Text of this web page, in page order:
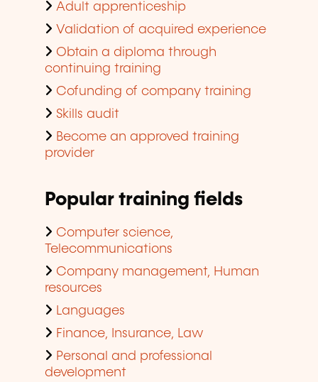
Adult apprenticeship
Validation of acquired experience
Obtain a diploma through
continuing training
Cofunding of company training
Skills audit
Become an approved training
provider
Popular training fields
Computer science,
Telecommunications
Company management, Human
resources
Languages
Finance, Insurance, Law
Personal and professional
development